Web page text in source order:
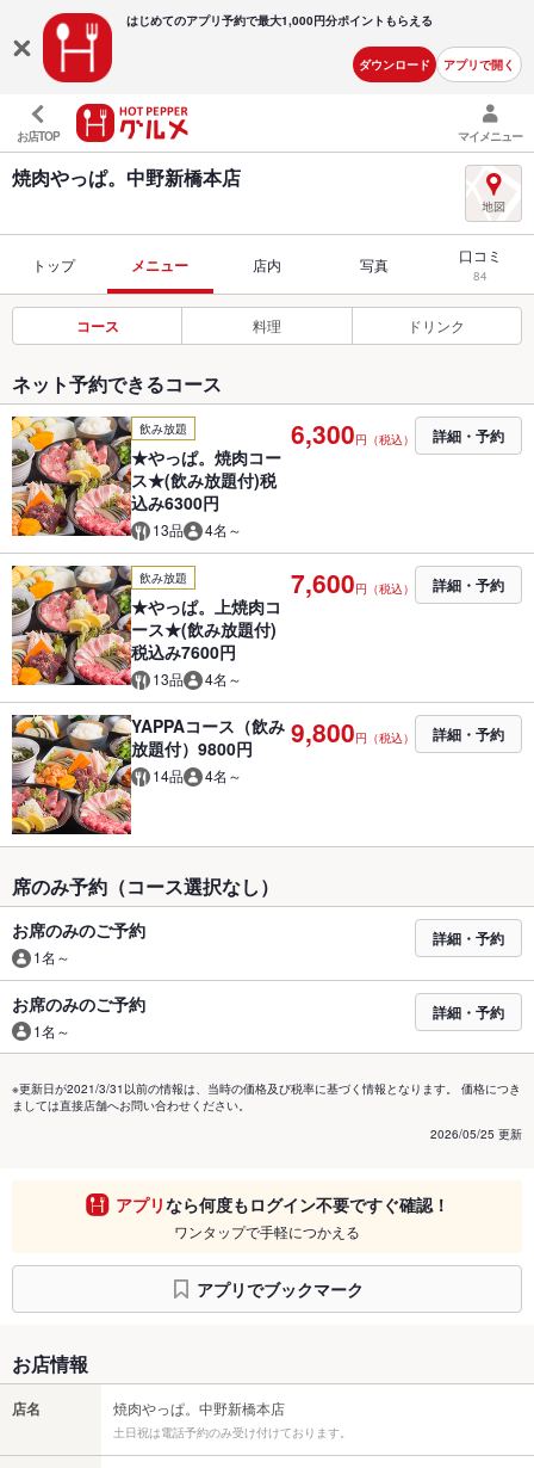
はじめてのアプリ予約で最大1,000円分ポイントもらえる
ダウンロード アプリで開く
お店TOP マイメニュー
焼肉やっぱ。中野新橋本店
トップ メニュー 店内 写真 口コミ
84
コース 料理 ドリンク
ネット予約できるコース
飲み放題
★やっぱ。焼肉コー
ス★(飲み放題付)税
込み6300円
13品 4名～
6,300円（税込） 詳細・予約
飲み放題
★やっぱ。上焼肉コ
ース★(飲み放題付)
税込み7600円
13品 4名～
7,600円（税込） 詳細・予約
YAPPAコース（飲み
放題付）9800円
14品 4名～
9,800円（税込） 詳細・予約
席のみ予約（コース選択なし）
お席のみのご予約
1名～
詳細・予約
お席のみのご予約
1名～
詳細・予約
※更新日が2021/3/31以前の情報は、当時の価格及び税率に基づく情報となります。 価格につき
ましては直接店舗へお問い合わせください。
2026/05/25 更新
アプリなら何度もログイン不要ですぐ確認！
ワンタップで手軽につかえる
アプリでブックマーク
お店情報
店名 焼肉やっぱ。中野新橋本店
土日祝は電話予約のみ受け付けております。